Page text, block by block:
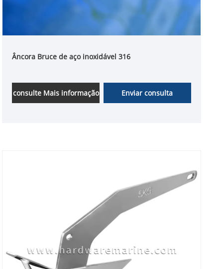
Âncora Bruce de aço inoxidável 316
consulte Mais informação Enviar consulta